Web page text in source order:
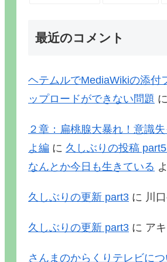
最近のコメント
ヘテムルでMediaWikiの添付
ップロードができない問題 に
２章：扁桃腺大暴れ！意識
よ編 に 久しぶりの投稿
なんとか今日も生きている
久しぶりの更新 part3 に 川
久しぶりの更新 part3 に ア
さんまのからくりテレビに